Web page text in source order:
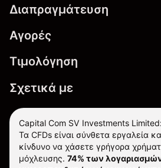
Διαπραγμάτευση
Αγορές
Τιμολόγηση
Σχετικά με
Capital Com SV Investments Limited:
Τα CFDs είναι σύνθετα εργαλεία
κίνδυνο να χάσετε γρήγορα
μόχλευσης. 74% των